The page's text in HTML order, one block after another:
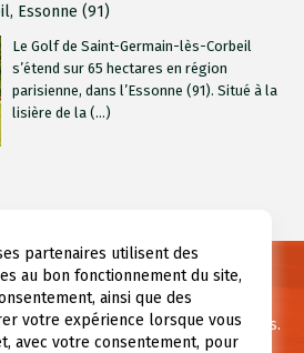
Essonne (91)
Le Golf de Saint-Germain-lès-Corbeil
s’étend sur 65 hectares en région
parisienne, dans l’Essonne (91). Situé à la
lisière de la (...)
d’informations ?
d’information contactez-nous.
partenaires utilisent des
au bon fonctionnement du site,
ainsi que des
votre expérience lorsque vous
avec votre consentement, pour